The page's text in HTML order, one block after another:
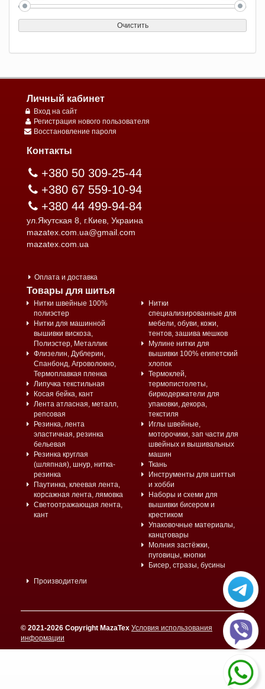
Очистить
Личный кабинет
Вход на сайт
Регистрация нового пользователя
Восстановление пароля
Контакты
+380 50 309-25-44
+380 67 559-10-94
+380 44 499-94-84
ул.Якутская 8, г.Киев, Украина
mazatex.com.ua@gmail.com
mazatex.com.ua
Оплата и доставка
Товары для шитья
Нитки швейные 100%
полиэстер
Нитки для машинной
вышивки вискоза,
Полиэстер, Металлик
Флизелин, Дублерин,
Спанбонд, Агроволокно,
Термоплавкая пленка
Липучка текстильная
Косая бейка, кант
Лента атласная, металл,
репсовая
Резинка, лента
эластичная, резинка
бельевая
Резинка круглая
(шляпная), шнур, нитка-
резинка
Паутинка, клеевая лента,
корсажная лента, лямовка
Светоотражающая лента,
кант
Нитки
специализированные для
мебели, обуви, кожи,
тентов, зашива мешков
Мулине нитки для
вышивки 100% египетский
хлопок
Термоклей,
термопистолеты,
биркодержатели для
упаковки, декора,
текстиля
Иглы швейные,
моторочики, зап части для
швейных и вышивальных
машин
Ткань
Инструменты для шиттья
и хобби
Наборы и схеми для
вышивки бисером и
крестиком
Упаковочные материалы,
канцтовары
Молния застёжки,
пуговицы, кнопки
Бисер, стразы, бусины
Производители
© 2021-2026 Copyright MazaTex Условия использования
информации